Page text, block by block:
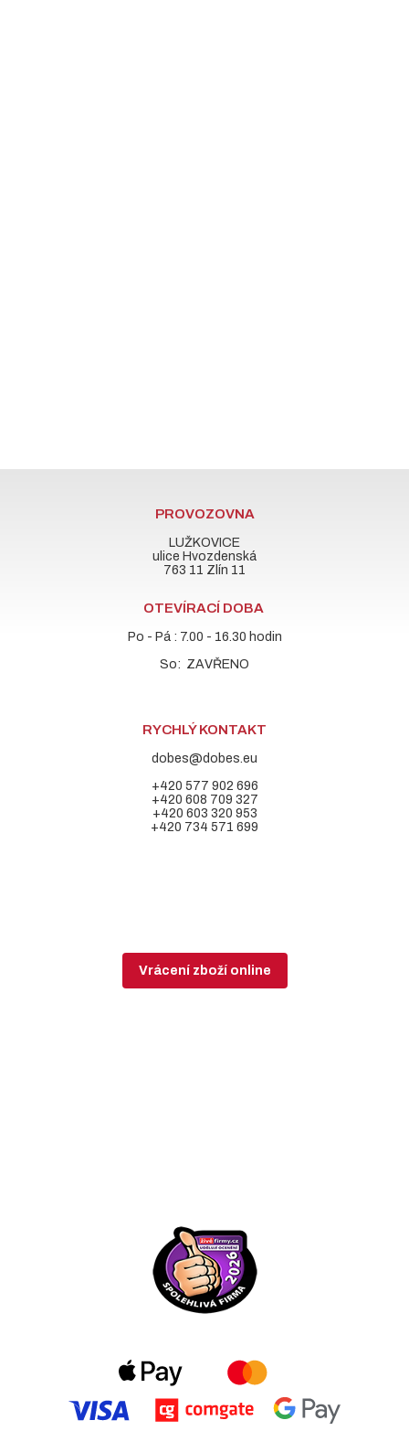
PROVOZOVNA
LUŽKOVICE
ulice Hvozdenská
763 11 Zlín 11
OTEVÍRACÍ DOBA
Po - Pá : 7.00 - 16.30 hodin
So: ZAVŘENO
RYCHLÝ KONTAKT
dobes@dobes.eu
+420 577 902 696
+420 608 709 327
+420 603 320 953
+420 734 571 699
Vrácení zboží online